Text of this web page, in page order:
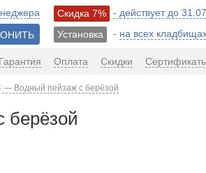
Скидка 7%
- действует до
Установка
- на всех
Гарантия Оплата Скидки
— Водный пейзаж с берёзой